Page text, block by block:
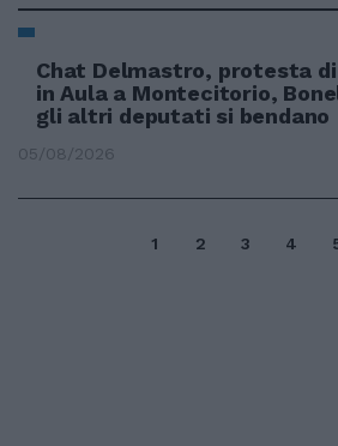
Chat Delmastro, protesta di
in Aula a Montecitorio,
gli altri deputati si bendano
05/08/2026
1 2 3 4